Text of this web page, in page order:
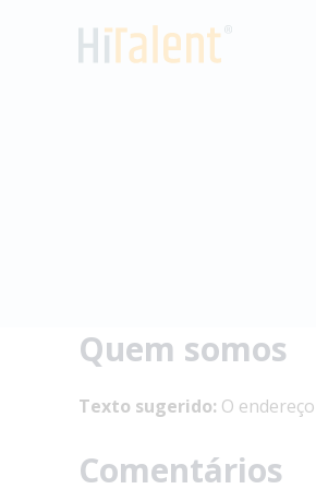
Quem somos
Texto sugerido: O
Comentários